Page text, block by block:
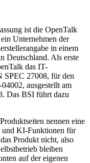
ist die OpenTalk
Unternehmen der
in einem
Deutschland. Als erste
das IT-
SPEC 27008, für den
ausgestellt am
Das BSI führt dazu
nennen eine
und KI-Funktionen für
Produkt nicht, also
bleiben
auf der eigenen